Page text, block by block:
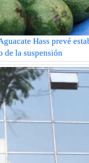
Hass prevé
de la suspensión